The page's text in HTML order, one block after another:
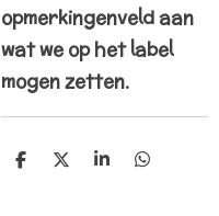
opmerkingenveld aan
wat we op het label
mogen zetten.
D
D
S
D